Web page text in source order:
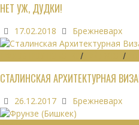
НЕТ УЖ, ДУДКИ!
17.02.2018 Брежневарх
/ /
СТАЛИНСКАЯ АРХИТЕКТУРНАЯ
26.12.2017 Брежневарх